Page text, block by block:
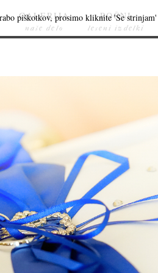
GALERIJA
naše delo
ROČNI
leseni izdelki
piškotkov, prosimo kliknite 'Se